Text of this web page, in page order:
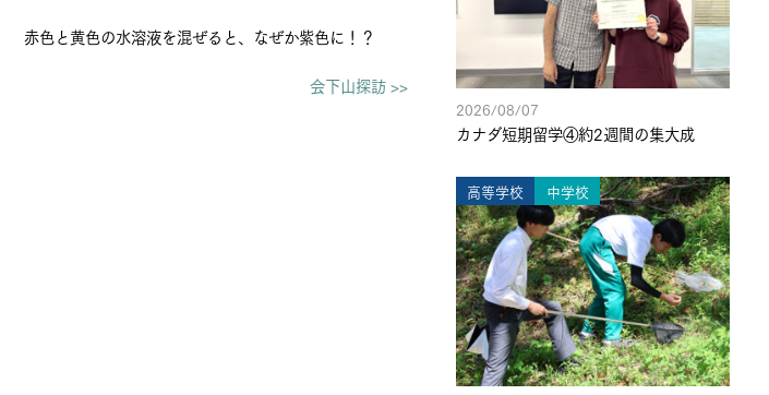
赤色と黄色の水溶液を混ぜると、なぜか紫色に！？
会下山探訪 >>
2026/08/07
カナダ短期留学④約2週間の集大成
高等学校 中学校